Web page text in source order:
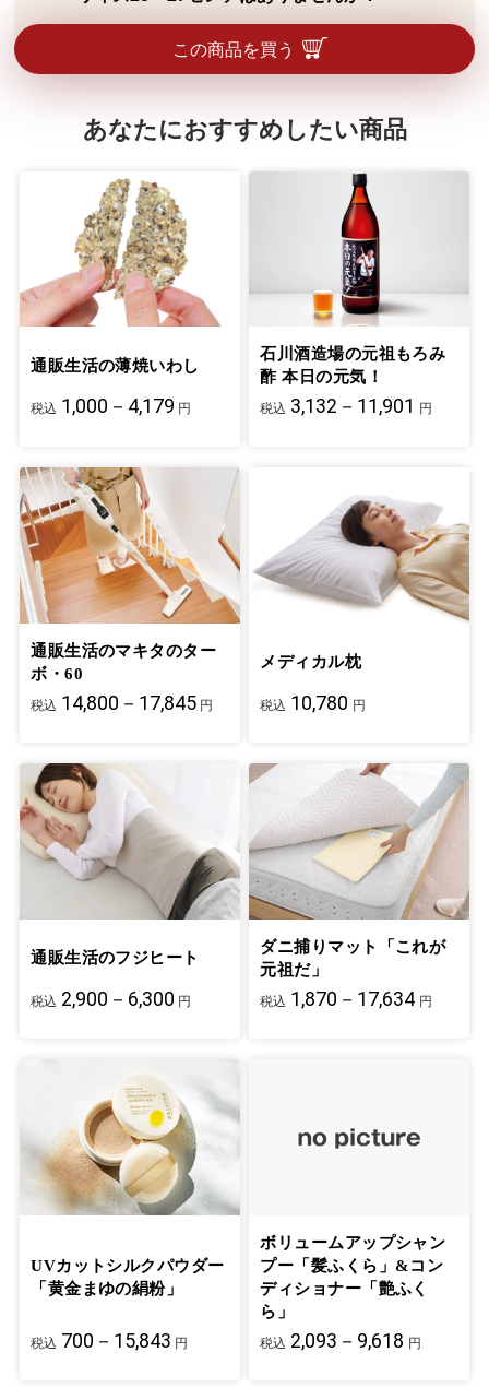
この商品を買う
然原料由来の素材です。化繊が苦手な方で
いるため、生地の接触面積が大きく、足指
の汗も吸ってくれるためです。
サイズが22～24センチのみとなっていま
す。誌面に女性用と書いてありますが、サ
あなたにおすすめしたい商品
通販生活の薄焼いわし
税込 1,000－4,179 円
石川酒造場の元祖もろみ
酢 本日の元気！
税込 3,132－11,901 円
通販生活のマキタのター
ボ・60
税込 14,800－17,845 円
メディカル枕
税込 10,780 円
通販生活のフジヒート
税込 2,900－6,300 円
ダニ捕りマット「これが
元祖だ」
税込 1,870－17,634 円
UVカットシルクパウダー
「黄金まゆの絹粉」
税込 700－15,843 円
ボリュームアップシャン
プー「髪ふくら」&コン
ディショナー「艶ふく
ら」
税込 2,093－9,618 円